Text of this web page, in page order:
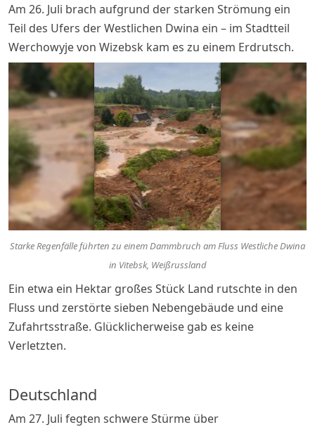
Am 26. Juli brach aufgrund der starken Strömung ein
Teil des Ufers der Westlichen Dwina ein – im Stadtteil
Werchowyje von Wizebsk kam es zu einem Erdrutsch.
Starke Regenfälle führten zu einem Dammbruch am Fluss Westliche Dwina
in Vitebsk, Weißrussland
Ein etwa ein Hektar großes Stück Land rutschte in den
Fluss und zerstörte sieben Nebengebäude und eine
Zufahrtsstraße. Glücklicherweise gab es keine
Verletzten.
Deutschland
Am 27. Juli fegten schwere Stürme über